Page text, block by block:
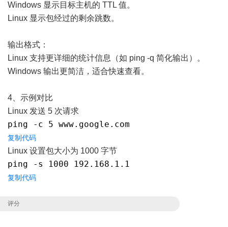
Windows 显示目标主机的 TTL 值。
Linux 显示包经过的剩余跳数。
输出格式：
Linux 支持更详细的统计信息（如 ping -q 简化输出）。
Windows 输出更简洁，适合快速查看。
4、示例对比
Linux 发送 5 次请求
ping -c 5 www.google.com
复制代码
Linux 设置包大小为 1000 字节
ping -s 1000 192.168.1.1
复制代码
评分